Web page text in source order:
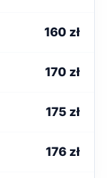
160 zł
170 zł
175 zł
176 zł